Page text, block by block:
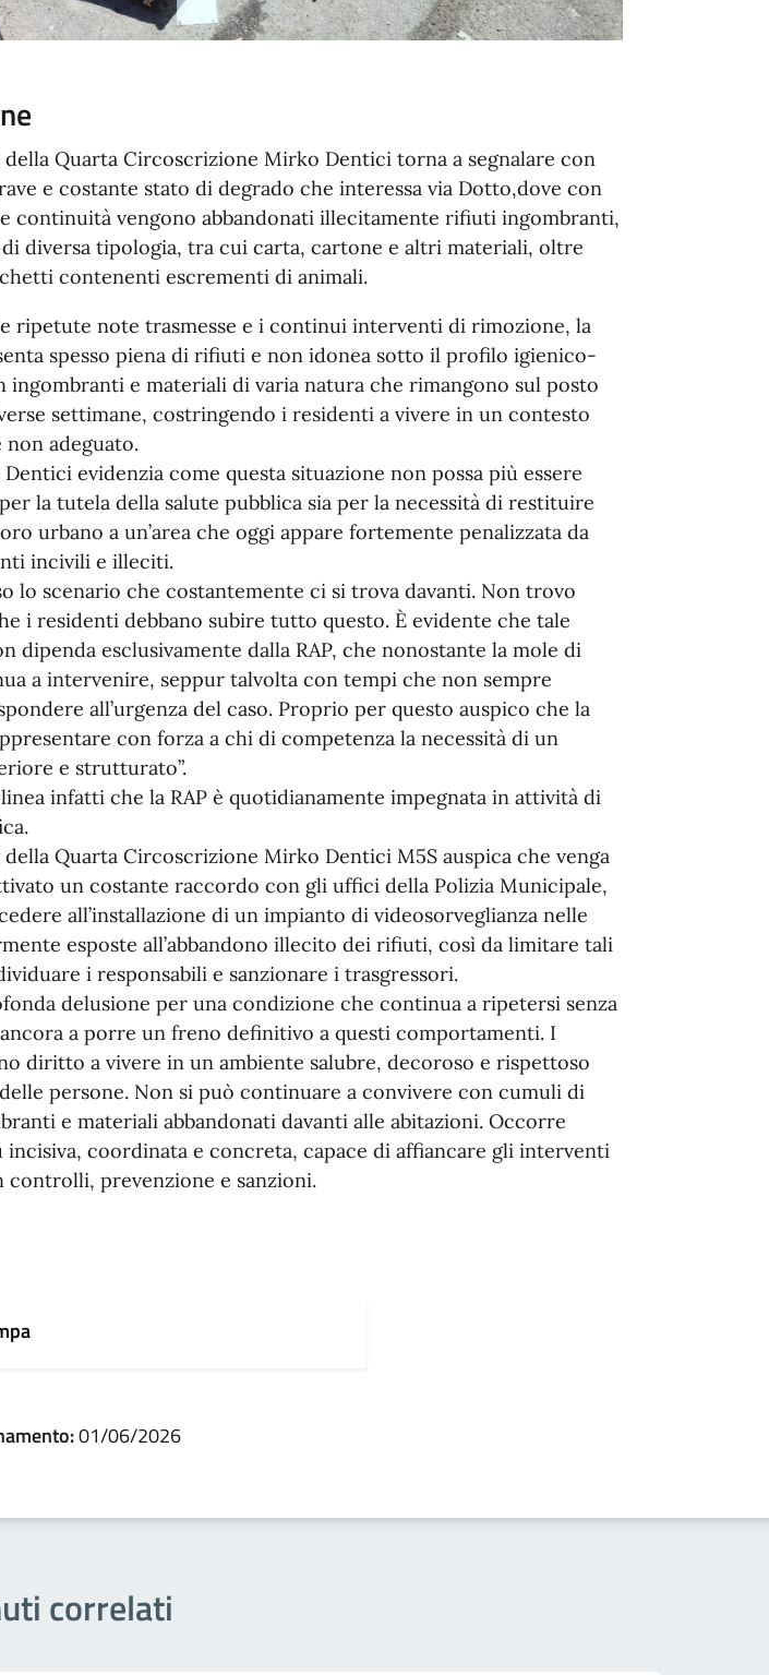
Quarta Circoscrizione Mirko Dentici torna a segnalare con
e costante stato di degrado che interessa via Dotto,dove con
continuità vengono abbandonati illecitamente rifiuti ingombranti,
diversa tipologia, tra cui carta, cartone e altri materiali, oltre
contenenti escrementi di animali.
ripetute note trasmesse e i continui interventi di rimozione, la
spesso piena di rifiuti e non idonea sotto il profilo igienico-
ingombranti e materiali di varia natura che rimangono sul posto
settimane, costringendo i residenti a vivere in un contesto
adeguato.
evidenzia come questa situazione non possa più essere
la tutela della salute pubblica sia per la necessità di restituire
urbano a un’area che oggi appare fortemente penalizzata da
incivili e illeciti.
lo scenario che costantemente ci si trova davanti. Non trovo
i residenti debbano subire tutto questo. È evidente che tale
dipenda esclusivamente dalla RAP, che nonostante la mole di
a intervenire, seppur talvolta con tempi che non sempre
all’urgenza del caso. Proprio per questo auspico che la
con forza a chi di competenza la necessità di un
e strutturato”.
infatti che la RAP è quotidianamente impegnata in attività di
Quarta Circoscrizione Mirko Dentici M5S auspica che venga
un costante raccordo con gli uffici della Polizia Municipale,
all’installazione di un impianto di videosorveglianza nelle
esposte all’abbandono illecito dei rifiuti, così da limitare tali
i responsabili e sanzionare i trasgressori.
delusione per una condizione che continua a ripetersi senza
a porre un freno definitivo a questi comportamenti. I
diritto a vivere in un ambiente salubre, decoroso e rispettoso
persone. Non si può continuare a convivere con cumuli di
e materiali abbandonati davanti alle abitazioni. Occorre
incisiva, coordinata e concreta, capace di affiancare gli interventi
controlli, prevenzione e sanzioni.
01/06/2026
correlati